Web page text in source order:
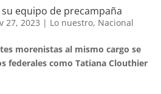
equipo de precampaña
27, 2023 | Lo nuestro, Nacional
morenistas al mismo cargo se
federales como Tatiana Clouthier